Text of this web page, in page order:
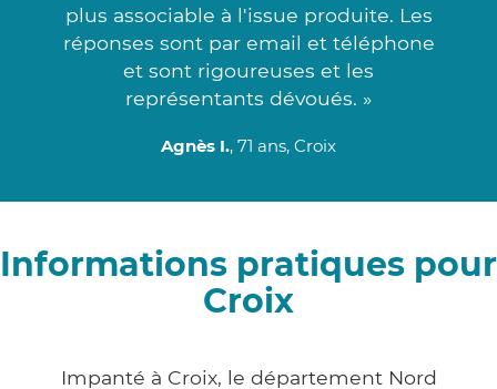
plus associable à l'issue produite. Les
réponses sont par email et téléphone
et sont rigoureuses et les
représentants dévoués. »
Agnès I., 71 ans, Croix
Informations pratiques pour
Croix
Impanté à Croix, le département Nord